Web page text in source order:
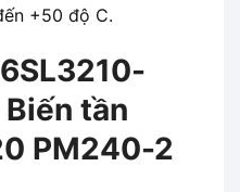
+50 độ C.
tần
PM240-2